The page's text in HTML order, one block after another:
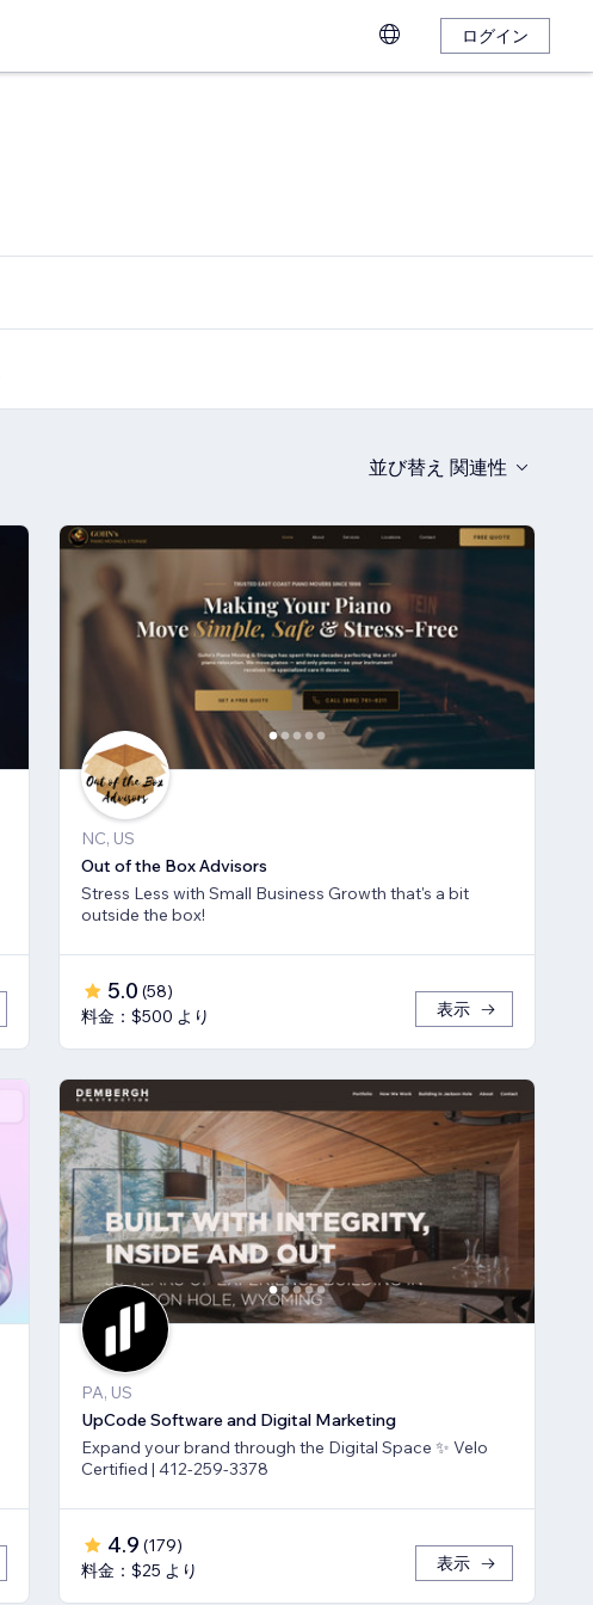
ログイン
並び替え 関連性
NC, US
Out of the Box Advisors
Stress Less with Small Business Growth that's a bit
outside the box!
5.0 (58)
料金：$500 より
表示
PA, US
UpCode Software and Digital Marketing
Expand your brand through the Digital Space ✨ Velo
Certified | 412-259-3378
4.9 (179)
料金：$25 より
表示